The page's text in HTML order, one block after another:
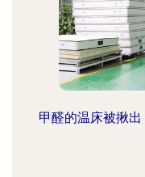
甲醛的温床被揪